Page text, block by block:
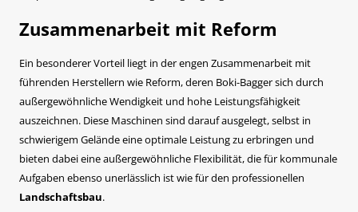
Zusammenarbeit mit Reform
Ein besonderer Vorteil liegt in der engen Zusammenarbeit mit
führenden Herstellern wie Reform, deren Boki-Bagger sich durch
außergewöhnliche Wendigkeit und hohe Leistungsfähigkeit
auszeichnen. Diese Maschinen sind darauf ausgelegt, selbst in
schwierigem Gelände eine optimale Leistung zu erbringen und
bieten dabei eine außergewöhnliche Flexibilität, die für kommunale
Aufgaben ebenso unerlässlich ist wie für den professionellen
Landschaftsbau.